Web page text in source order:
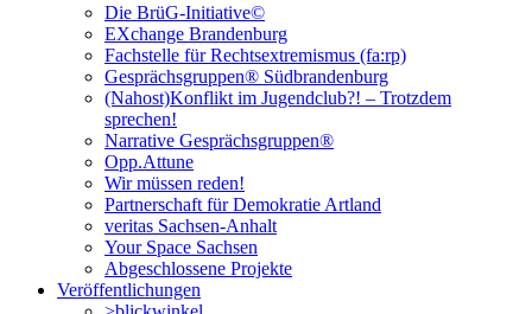
Die BrüG-Initiative©
EXchange Brandenburg
Fachstelle für Rechtsextremismus (fa:rp)
Gesprächsgruppen® Südbrandenburg
(Nahost)Konflikt im Jugendclub?! – Trotzdem
sprechen!
Narrative Gesprächsgruppen®
Opp.Attune
Wir müssen reden!
Partnerschaft für Demokratie Artland
veritas Sachsen-Anhalt
Your Space Sachsen
Abgeschlossene Projekte
Veröffentlichungen